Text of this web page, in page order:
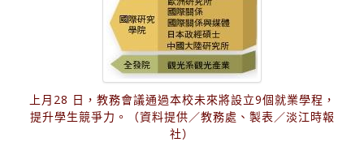
上月28 日，教務會議通過本校未來將設立9個就業學程，
提升學生競爭力。（資料提供／教務處、製表／淡江時報
社）